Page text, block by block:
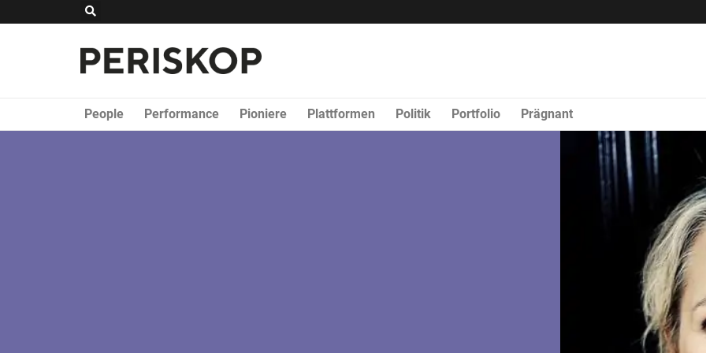
Suche
People Performance Pioniere Plattformen Politik Portfolio Prägnant